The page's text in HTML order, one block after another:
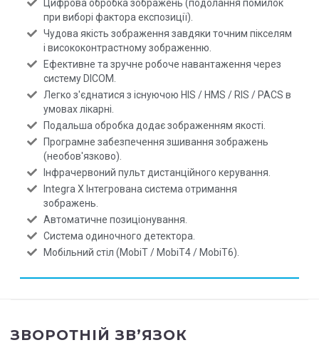
Цифрова обробка зображень (подолання помилок
при виборі фактора експозиції).
Чудова якість зображення завдяки точним пікселям
і висококонтрастному зображенню.
Ефективне та зручне робоче навантаження через
систему DICOM.
Легко з'єднатися з існуючою HIS / HMS / RIS / PACS в
умовах лікарні.
Подальша обробка додає зображенням якості.
Програмне забезпечення зшивання зображень
(необов'язково).
Інфрачервоний пульт дистанційного керування.
Integra X Інтегрована система отримання
зображень.
Автоматичне позиціонування.
Система одиночного детектора.
Мобільний стіл (MobiT / MobiT4 / MobiT6).
ЗВОРОТНІЙ ЗВ’ЯЗОК